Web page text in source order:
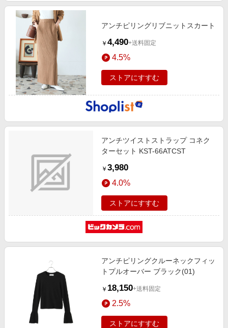
アンチピリングリブニットスカート
￥ 4,490+送料固定
4.5%
ストアにすすむ
アンチツイストストラップ コネク
ターセット KST-66ATCST
￥ 3,980
4.0%
ストアにすすむ
アンチピリングクルーネックフィッ
トプルオーバー ブラック(01)
￥ 18,150+送料固定
2.5%
ストアにすすむ